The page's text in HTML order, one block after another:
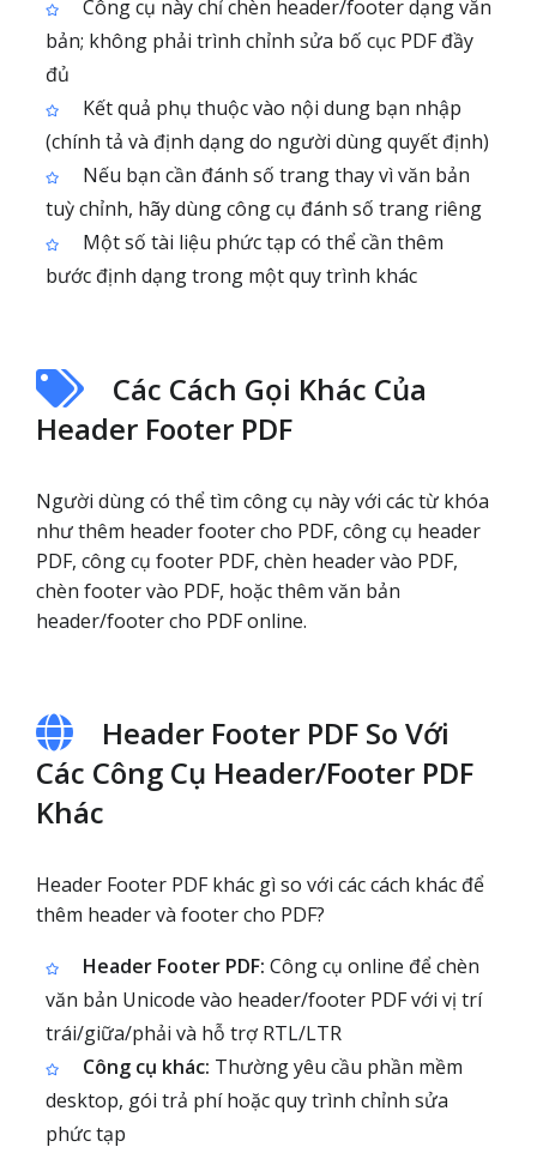
Công cụ này chỉ chèn header/footer dạng văn
bản; không phải trình chỉnh sửa bố cục PDF đầy
đủ
Kết quả phụ thuộc vào nội dung bạn nhập
(chính tả và định dạng do người dùng quyết định)
Nếu bạn cần đánh số trang thay vì văn bản
tuỳ chỉnh, hãy dùng công cụ đánh số trang riêng
Một số tài liệu phức tạp có thể cần thêm
bước định dạng trong một quy trình khác
Các Cách Gọi Khác Của
Header Footer PDF
Người dùng có thể tìm công cụ này với các từ khóa
như thêm header footer cho PDF, công cụ header
PDF, công cụ footer PDF, chèn header vào PDF,
chèn footer vào PDF, hoặc thêm văn bản
header/footer cho PDF online.
Header Footer PDF So Với
Các Công Cụ Header/Footer PDF
Khác
Header Footer PDF khác gì so với các cách khác để
thêm header và footer cho PDF?
Header Footer PDF: Công cụ online để chèn
văn bản Unicode vào header/footer PDF với vị trí
trái/giữa/phải và hỗ trợ RTL/LTR
Công cụ khác: Thường yêu cầu phần mềm
desktop, gói trả phí hoặc quy trình chỉnh sửa
phức tạp